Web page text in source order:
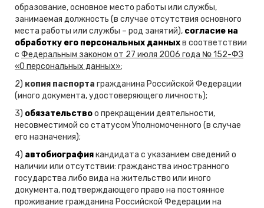
образование, основное место работы или службы,
занимаемая должность (в случае отсутствия основного
места работы или службы – род занятий), согласие на
обработку его персональных данныхв соответствии
с Федеральным законом от 27 июля 2006 года № 152-ФЗ
«О персональных данных»;
2) копия паспорта гражданина Российской Федерации
(иного документа, удостоверяющего личность);
3) обязательствоо прекращении деятельности,
несовместимой со статусом Уполномоченного (в случае
его назначения);
4) автобиографиякандидата с указанием сведений о
наличии или отсутствии: гражданства иностранного
государства либо вида на жительство или иного
документа, подтверждающего право на постоянное
проживание гражданина Российской Федерации на